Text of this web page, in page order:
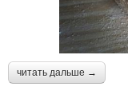
читать дальше →